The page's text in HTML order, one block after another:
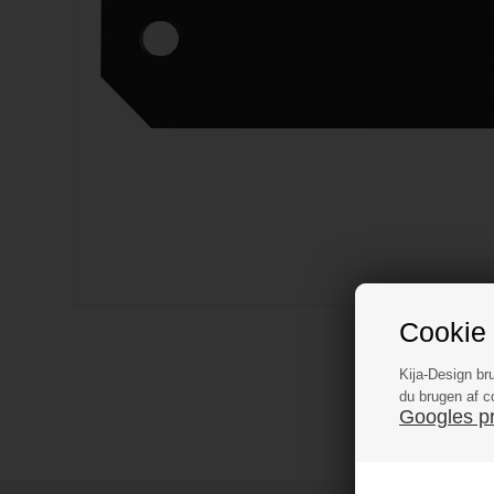
Cookie
Kija-Design
du brugen af
Googles